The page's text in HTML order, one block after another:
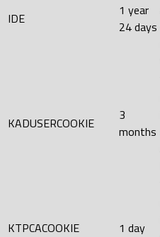
IDE
1 year
24 days
KADUSERCOOKIE
3
months
KTPCACOOKIE 1 day